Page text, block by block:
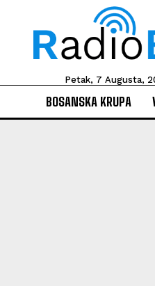
Petak, 7 Augusta,
BOSANSKA KRUPA